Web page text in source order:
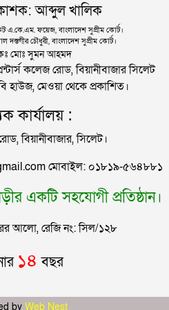
চালানসহ আটক ২
আঘাতে প্রাণ গেল ৩ বাংলাদেশির
ছাত্রদল-শিবির সংঘর্ষ, হাতে পাইপ মাথায়
যুবদল নেতা নয়ন
সিলেট র‌্যাব ধরল মালেককে
আসামী তাজেল গ্রেফতার
থেকে আটক ৭ জন
আব্দুল খালিক
এ.কে.এম. ফয়েজ, বাংলাদেশ সুপ্রীম কোর্ট।
দস্তগীর চৌধুরী, বাংলাদেশ সুপ্রীম কোর্ট।
মোঃ সুমন আহমদ
কলেজ রোড, বিয়ানীবাজার সিলেট
হাউজ, মেওয়া থেকে প্রকাশিত।
কার্যালয় :
বিয়ানীবাজার, সিলেট।
মোবাইল: ০১৮১৯-৫৬৪৮৮১
একটি সহযোগী প্রতিষ্ঠান।
আলো, রেজি নং: সিল/১২৮
১৪ বছর
by Web Nest